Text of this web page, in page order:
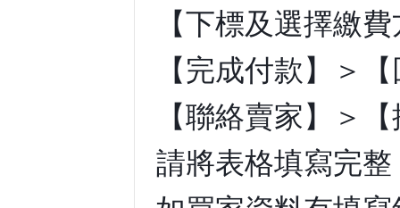
【下標及選擇繳
【完成付款】＞
【聯絡賣家】＞
請將表格填寫完